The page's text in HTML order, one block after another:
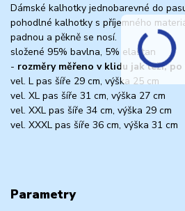
Dámské kalhotky jednobarevné do
pohodlné kalhotky s příjemného
padnou a pěkně se nosí.
složené 95% bavlna, 5% elastan
- rozměry měřeno v klidu jak leží,
vel. L pas šíře 29 cm, výška 25 cm
vel. XL pas šíře 31 cm, výška 27 cm
vel. XXL pas šíře 34 cm, výška 29 cm
vel. XXXL pas šíře 36 cm, výška 31 cm
Parametry